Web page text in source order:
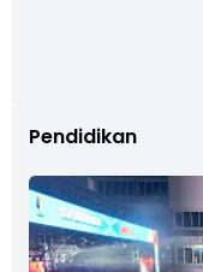
Pendidikan